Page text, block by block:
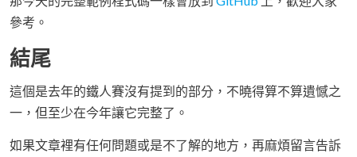
參考。
結尾
這個是去年的鐵人賽沒有提到的部分，不曉得算不算遺憾之
一，但至少在今年讓它完整了。
如果文章裡有任何問題或是不了解的地方，再麻煩留言告訴